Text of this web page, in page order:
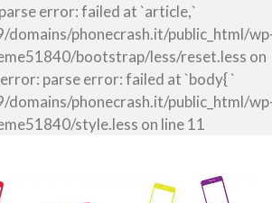
error: failed at `article,`
phonecrash.it/public_html/
bootstrap/less/reset.less on
parse error: failed at `body{ `
phonecrash.it/public_html/
style.less on line 11